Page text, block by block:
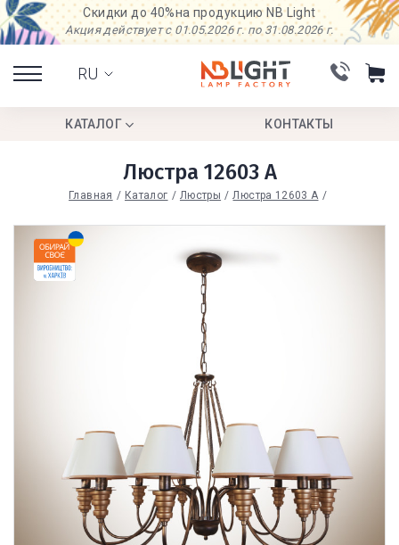
Скидки до 40%на продукцию NB Light
Акция действует с 01.05.2026 г. по 31.08.2026 г.
RU
КАТАЛОГ КОНТАКТЫ
Люстра 12603 А
Главная Каталог Люстры Люстра 12603 А